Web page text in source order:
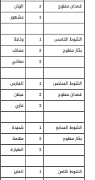
قعدان مفتوح
2 الوذن
3
مشهور
الشوط الخامس 1 وذفة
بكار مفتوح
2 منحاف
3
معاني
الشوط السادس 1 الفارس
قعدان مفتوح
2 عجلان
3
غازي
الشوط السابع 1 شديدة
بكار مفتوح
2 مهمة
3
الطيارة
الشوط الثامن 1 الفايز